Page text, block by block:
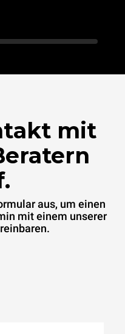
mit
aus, um einen
mit einem unserer